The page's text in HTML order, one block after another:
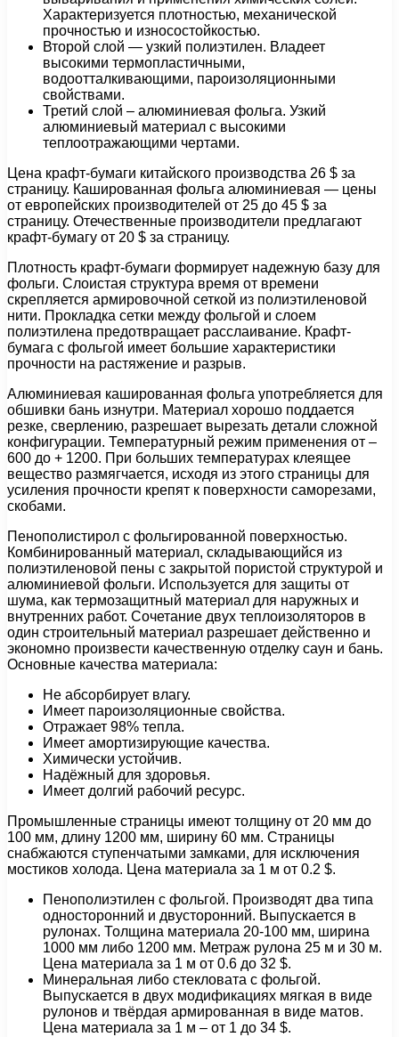
Характеризуется плотностью, механической
прочностью и износостойкостью.
Второй слой — узкий полиэтилен. Владеет
высокими термопластичными,
водоотталкивающими, пароизоляционными
свойствами.
Третий слой – алюминиевая фольга. Узкий
алюминиевый материал с высокими
теплоотражающими чертами.
Цена крафт-бумаги китайского производства 26 $ за
страницу. Кашированная фольга алюминиевая — цены
от европейских производителей от 25 до 45 $ за
страницу. Отечественные производители предлагают
крафт-бумагу от 20 $ за страницу.
Плотность крафт-бумаги формирует надежную базу для
фольги. Слоистая структура время от времени
скрепляется армировочной сеткой из полиэтиленовой
нити. Прокладка сетки между фольгой и слоем
полиэтилена предотвращает расслаивание. Крафт-
бумага с фольгой имеет большие характеристики
прочности на растяжение и разрыв.
Алюминиевая кашированная фольга употребляется для
обшивки бань изнутри. Материал хорошо поддается
резке, сверлению, разрешает вырезать детали сложной
конфигурации. Температурный режим применения от –
600 до + 1200. При больших температурах клеящее
вещество размягчается, исходя из этого страницы для
усиления прочности крепят к поверхности саморезами,
скобами.
Пенополистирол с фольгированной поверхностью.
Комбинированный материал, складывающийся из
полиэтиленовой пены с закрытой пористой структурой и
алюминиевой фольги. Используется для защиты от
шума, как термозащитный материал для наружных и
внутренних работ. Сочетание двух теплоизоляторов в
один строительный материал разрешает действенно и
экономно произвести качественную отделку саун и бань.
Основные качества материала:
Не абсорбирует влагу.
Имеет пароизоляционные свойства.
Отражает 98% тепла.
Имеет амортизирующие качества.
Химически устойчив.
Надёжный для здоровья.
Имеет долгий рабочий ресурс.
Промышленные страницы имеют толщину от 20 мм до
100 мм, длину 1200 мм, ширину 60 мм. Страницы
снабжаются ступенчатыми замками, для исключения
мостиков холода. Цена материала за 1 м от 0.2 $.
Пенополиэтилен с фольгой. Производят два типа
односторонний и двусторонний. Выпускается в
рулонах. Толщина материала 20-100 мм, ширина
1000 мм либо 1200 мм. Метраж рулона 25 м и 30 м.
Цена материала за 1 м от 0.6 до 32 $.
Минеральная либо стекловата с фольгой.
Выпускается в двух модификациях мягкая в виде
рулонов и твёрдая армированная в виде матов.
Цена материала за 1 м – от 1 до 34 $.